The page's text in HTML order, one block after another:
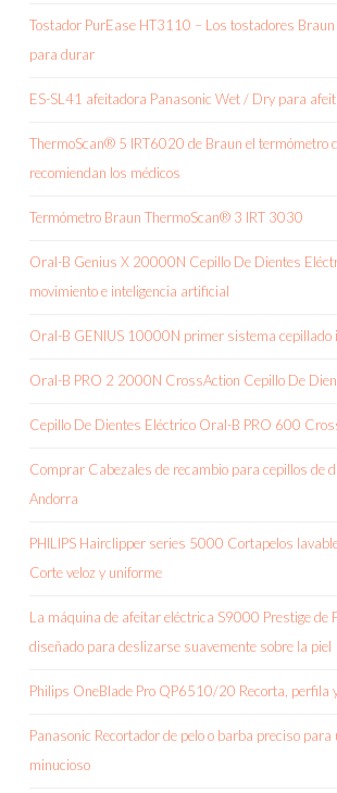
Tostador PurEase HT3110 – Los tostadores
para durar
ES-SL41 afeitadora Panasonic Wet / Dry para
ThermoScan® 5 IRT6020 de Braun el termómetro
recomiendan los médicos
Termómetro Braun ThermoScan® 3 IRT 3030
Oral-B Genius X 20000N Cepillo De Dientes
movimiento e inteligencia artificial
Oral-B GENIUS 10000N primer sistema cepillado
Oral-B PRO 2 2000N CrossAction Cepillo De
Cepillo De Dientes Eléctrico Oral-B PRO 600
Comprar Cabezales de recambio para cepillos de
Andorra
PHILIPS Hairclipper series 5000 Cortapelos
Corte veloz y uniforme
La máquina de afeitar eléctrica S9000 Prestige de
diseñado para deslizarse suavemente sobre la piel
Philips OneBlade Pro QP6510/20 Recorta, perfila
Panasonic Recortador de pelo o barba preciso para
minucioso